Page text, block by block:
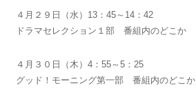
４月２９日（水）13：45～14：42
ドラマセレクション１部 番組内のどこか
４月３０日（木）4：55～5：25
グッド！モーニング第一部 番組内のどこか